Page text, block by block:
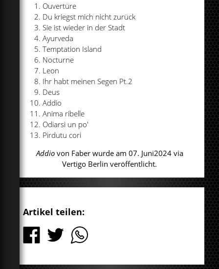
Ouvertüre
Du kriegst mich nicht zurück
Sie ist wieder in der Stadt
Ayurveda
Temptation Island
Nocturne
Leon
Ihr habt meinen Segen Pt.2
Deus
Addio
Anima ribelle
Odiarsi un po'
Pirdutu cori
Addiovon Faber wurde am 07. Juni2024 via
Vertigo Berlin veröffentlicht.
Artikel teilen: